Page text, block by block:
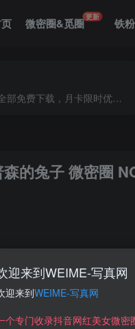
微密圈&觅圈更新 铁
开通后本站会员所有资源全部免费下载，月卡限时优惠价低至29.9元，已更新500+个博主、9000+个资源，更多资源稳定更新中......
的兔子 微密圈
期如约而至，为您
只为让您在忙碌之余，找
迎来到WEIME-写真网
迎来到WEIME-写真网
个专门收录抖音网红美女微